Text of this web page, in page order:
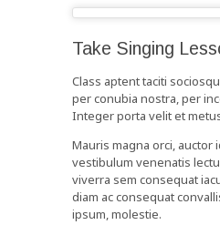
Take Singing
Class aptent taciti
per conubia nostra, per
Integer porta velit et
Mauris magna orci, auctor
vestibulum venenatis
viverra sem consequat
diam ac consequat
ipsum, molestie.